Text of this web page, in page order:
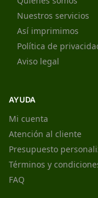
Nuestros servicios
Así imprimimos
Política de
Aviso legal
AYUDA
Mi cuenta
Atención al cliente
Presupuesto
Términos y
FAQ